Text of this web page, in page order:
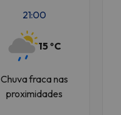
21:00
15 ºC
Chuva fraca nas
proximidades